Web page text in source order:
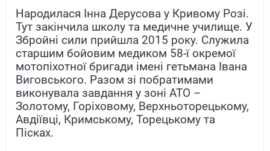
Народилася Інна Дерусова у Кривому Розі.
Тут закінчила школу та медичне училище. У
Збройні сили прийшла 2015 року. Служила
старшим бойовим медиком 58-ї окремої
мотопіхотної бригади імені гетьмана Івана
Виговського. Разом зі побратимами
виконувала завдання у зоні АТО –
Золотому, Горіховому, Верхньоторецькому,
Авдіївці, Кримському, Торецькому та
Пісках.